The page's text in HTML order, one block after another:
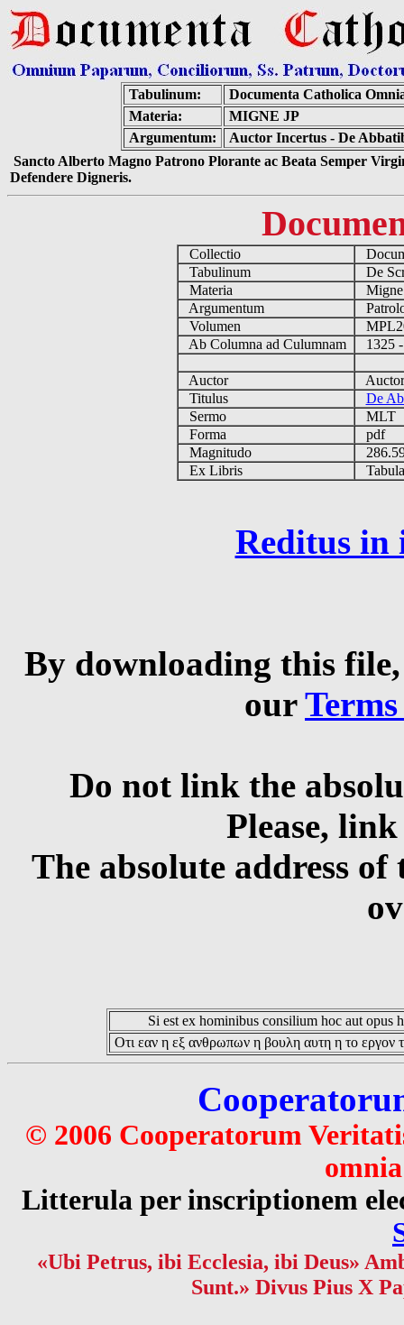
Tabulinum:
Documenta Catholica
Materia:
MIGNE JP
Argumentum:
Auctor Incertus - De
Sancto Alberto Magno Patrono Plorante ac Beata Semper
Defendere Digneris.
Collectio
Tabulinum
De
Materia
Argumentum
Volumen
Ab Columna ad Culumnam
1325
Auctor
Titulus
De
Sermo
MLT
Forma
pdf
Magnitudo
Ex Libris
Reditus in
By downloading this
our
Do not link the
Please,
The absolute address
Si est ex hominibus consilium hoc aut opus
Οτι εαν η εξ ανθρωπων η βουλη αυτη η το εργον
© 2006 Cooperatorum
Litterula per inscriptionem
«Ubi Petrus, ibi Ecclesia, ibi Deus»
Sunt.» Divus Pius X